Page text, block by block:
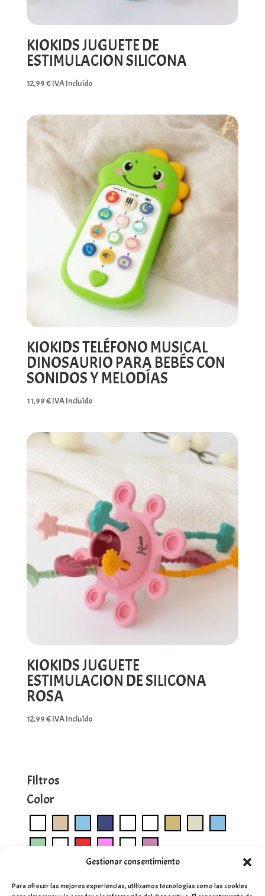
Gestionar consentimiento
Para ofrecer las mejores experiencias, utilizamos tecnologías como las cookies
KIOKIDS JUGUETE DE
ESTIMULACION SILICONA
12,99€IVA Incluído
KIOKIDS TELÉFONO MUSICAL
DINOSAURIO PARA BEBÉS CON
SONIDOS Y MELODÍAS
11,99€IVA Incluído
KIOKIDS JUGUETE
ESTIMULACION DE SILICONA
ROSA
12,99€IVA Incluído
FIltros
Color